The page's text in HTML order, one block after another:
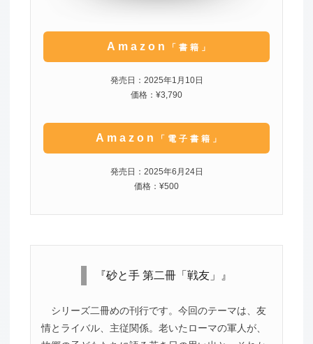
Amazon 「書籍」
発売日：2025年1月10日
価格：¥3,790
Amazon 「電子書籍」
発売日：2025年6月24日
価格：¥500
『砂と手 第二冊「戦友」』
シリーズ二冊めの刊行です。今回のテーマは、友
情とライバル、主従関係。老いたローマの軍人が、